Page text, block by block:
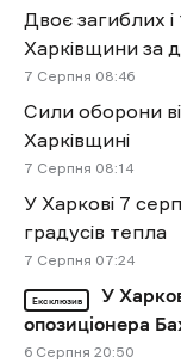
Двоє загиблих і
Харківщини за
7 Cерпня 08:46
Сили оборони
Харківщині
7 Cерпня 08:14
У Харкові 7
градусів тепла
7 Cерпня 07:24
Ексклюзив
У
опозиціонера
6 Cерпня 20:50